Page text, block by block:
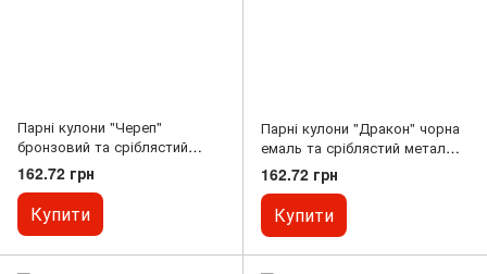
Парні кулони "Череп"
бронзовий та сріблястий
метал 55х19мм+ - L-45-50см+-
162.72 грн
Купити
Парні кулони "Дракон" чорна
емаль та сріблястий метал
33х26мм+ - L-45-50см+-
162.72 грн
Купити